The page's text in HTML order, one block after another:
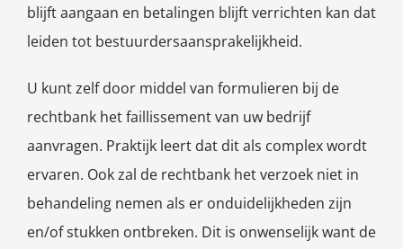
blijft aangaan en betalingen blijft verrichten kan dat
leiden tot bestuurdersaansprakelijkheid.
U kunt zelf door middel van formulieren bij de
rechtbank het faillissement van uw bedrijf
aanvragen. Praktijk leert dat dit als complex wordt
ervaren. Ook zal de rechtbank het verzoek niet in
behandeling nemen als er onduidelijkheden zijn
en/of stukken ontbreken. Dit is onwenselijk want de